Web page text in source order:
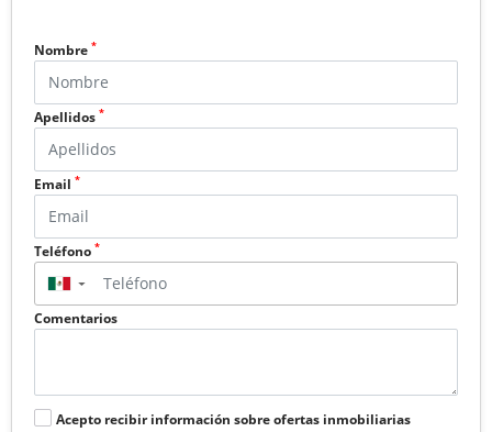
Nombre *
Apellidos *
Email *
Teléfono *
▼
Comentarios
Acepto recibir información sobre ofertas inmobiliarias